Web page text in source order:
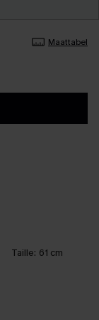
Maattabel
Taille: 61 cm